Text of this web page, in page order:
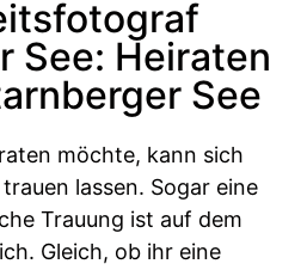
See: Heiraten
See
möchte, kann sich
lassen. Sogar eine
Trauung ist auf dem
Gleich, ob ihr eine